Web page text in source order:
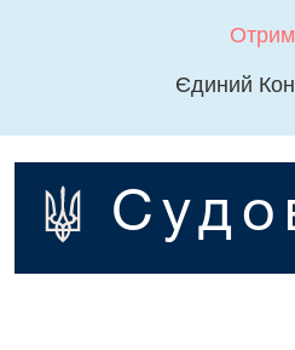
Єдиний